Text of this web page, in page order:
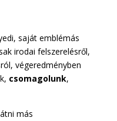
saját emblémás
irodai felszerelésről,
végeredményben
csomagolunk,
más